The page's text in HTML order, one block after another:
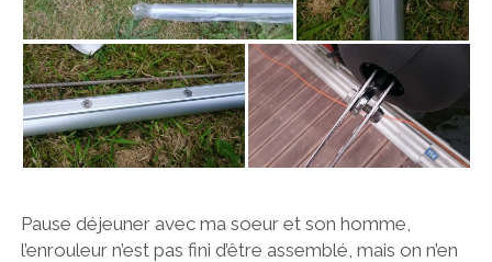
Pause déjeuner avec ma soeur et son homme,
l’enrouleur n’est pas fini d’être assemblé, mais on n’en